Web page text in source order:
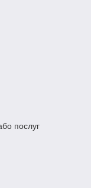
послуг